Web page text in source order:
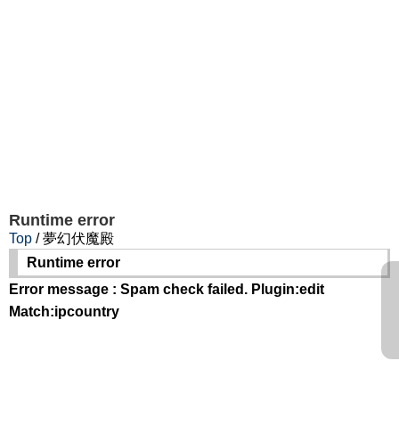
Runtime error
Top / 夢幻伏魔殿
Runtime error
Error message : Spam check failed. Plugin:edit
Match:ipcountry